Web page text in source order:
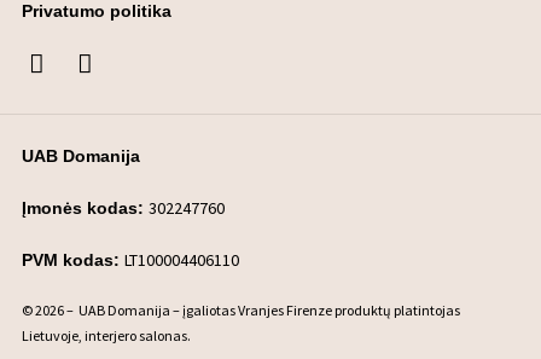
Privatumo politika
UAB Domanija
Įmonės kodas:302247760
PVM kodas:LT100004406110
© 2026 – UAB Domanija – įgaliotas Vranjes Firenze produktų platintojas
Lietuvoje, interjero salonas.